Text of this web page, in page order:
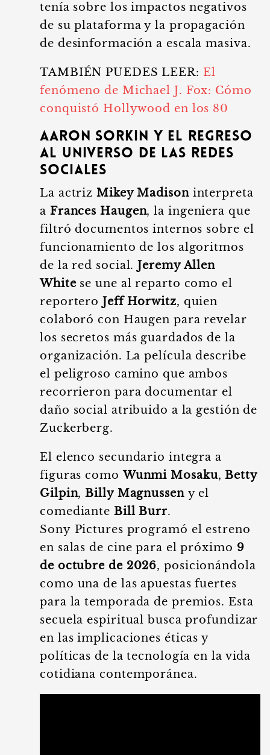
tenía sobre los impactos negativos
de su plataforma y la propagación
de desinformación a escala masiva.
TAMBIÉN PUEDES LEER: El
fenómeno de Michael J. Fox: Cómo
conquistó Hollywood en los 80
Aaron Sorkin y el regreso
al universo de las redes
sociales
La actriz Mikey Madisoninterpreta
a Frances Haugen, la ingeniera que
filtró documentos internos sobre el
funcionamiento de los algoritmos
de la red social.Jeremy Allen
Whitese une al reparto como el
reporteroJeff Horwitz, quien
colaboró con Haugen para revelar
los secretos más guardados de la
organización. La película describe
el peligroso camino que ambos
recorrieron para documentar el
daño social atribuido a la gestión de
Zuckerberg.
El elenco secundario integra a
figuras comoWunmi Mosaku,Betty
Gilpin,Billy Magnusseny el
comediante Bill Burr.
Sony Pictures programó el estreno
en salas de cine para el próximo 9
de octubre de 2026, posicionándola
como una de las apuestas fuertes
para la temporada de premios. Esta
secuela espiritual busca profundizar
en las implicaciones éticas y
políticas de la tecnología en la vida
cotidiana contemporánea.